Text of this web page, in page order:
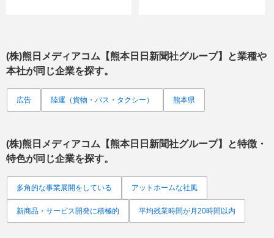
(株)熊日メディアコム【熊本日日新聞社グループ】
と業種や
本社が同じ企業を探す。
広告 陸運（貨物・バス・タクシー） 熊本県
(株)熊日メディアコム【熊本日日新聞社グループ】
と特徴・
特色が同じ企業を探す。
多角的な事業展開をしている アットホームな社風
新商品・サービス開発に積極的 平均残業時間が月20時間以内